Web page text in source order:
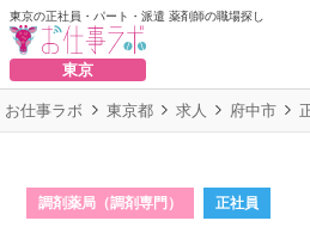
東京の正社員・パート・派遣 薬剤師の職場探し
東京
お仕事ラボ 東京都 求人 府中市
調剤薬局（調剤専門） 正社員